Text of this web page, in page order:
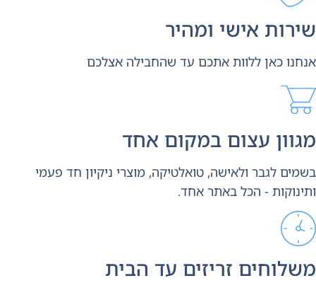
אישי ומהיר
כאן ללוות אתכם עד שהחבילה אצלכם
עצום במקום אחד
לגבר ולאישה, טואלטיקה, מוצרי ניקיון חד פעמי
- הכל באתר אחד.
זריזים עד הבית